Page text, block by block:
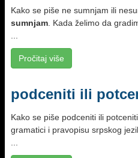
Kako se piše ne sumnjam ili
sumnjam . Kada želimo da
Pročitaj više
podceniti ili
Kako se piše podceniti ili
gramatici i pravopisu srpskog